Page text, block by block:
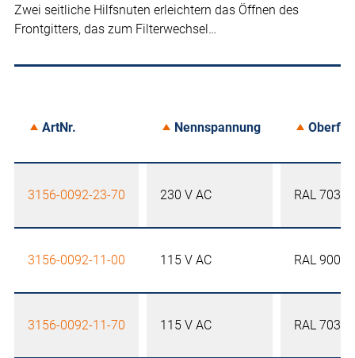
Zwei seitliche Hilfsnuten erleichtern das Öffnen des
Frontgitters, das zum Filterwechsel…
ArtNr. Nennspannung
3156-0092-23-70 230 V AC RAL 7035
3156-0092-11-00 115 V AC RAL 9005
3156-0092-11-70 115 V AC RAL 7035